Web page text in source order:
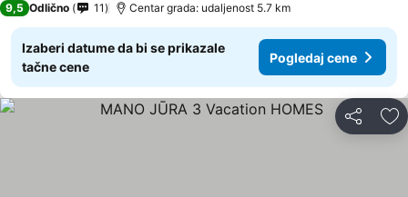
9,5 Odlično 11 Centar grada: udaljenost 5.7 km
Izaberi datume da bi se prikazale
tačne cene
Pogledaj cene
Deli